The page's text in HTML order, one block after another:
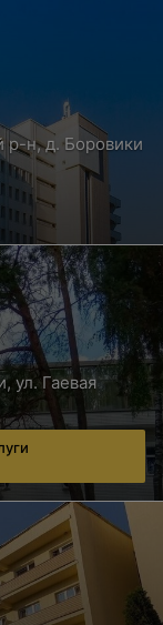
р-н, д. Боровики
ул. Гаевая